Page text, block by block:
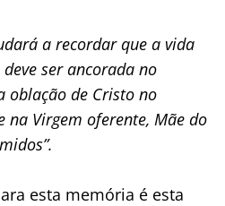
a recordar que a vida
ser ancorada no
oblação de Cristo no
na Virgem oferente, Mãe do
esta memória é esta